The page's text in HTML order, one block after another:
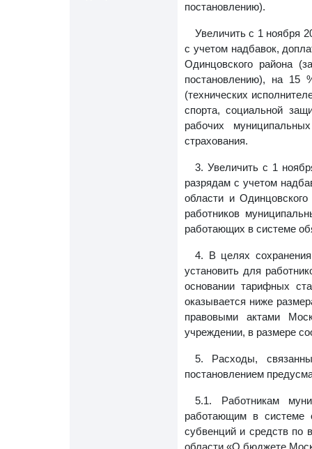
постановлению).
Увеличить с 1 ноября
с учетом надбавок,
Одинцовского района
постановлению), на
(технических
спорта, социальной
рабочих
страхования.
3. Увеличить с 1
разрядам с учетом
области и
работников
работающих в системе
4. В целях
установить для
основании тарифных
оказывается ниже
правовыми актами
учреждении, в размере
5. Расходы,
постановлением
5.1. Работникам
работающим в системе
субвенций и средств по
области «О бюджете